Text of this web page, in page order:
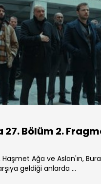
27. Bölüm 2.
Haşmet Ağa ve Aslan'ın,
geldiği anlarda ...